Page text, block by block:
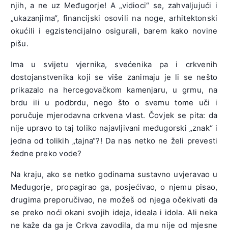
njih, a ne uz Međugorje! A „vidioci“ se, zahvaljujući i
„ukazanjima“, financijski osovili na noge, arhitektonski
okućili i egzistencijalno osigurali, barem kako novine
pišu.
Ima u svijetu vjernika, svećenika pa i crkvenih
dostojanstvenika koji se više zanimaju je li se nešto
prikazalo na hercegovačkom kamenjaru, u grmu, na
brdu ili u podbrdu, nego što o svemu tome uči i
poručuje mjerodavna crkvena vlast. Čovjek se pita: da
nije upravo to taj toliko najavljivani međugorski „znak“ i
jedna od tolikih „tajna“?! Da nas netko ne želi prevesti
žedne preko vode?
Na kraju, ako se netko godinama sustavno uvjeravao u
Međugorje, propagirao ga, posjećivao, o njemu pisao,
drugima preporučivao, ne možeš od njega očekivati da
se preko noći okani svojih ideja, ideala i idola. Ali neka
ne kaže da ga je Crkva zavodila, da mu nije od mjesne